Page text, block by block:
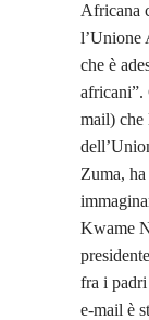
Africana
l’Unione
che è
africani”.
mail) che
Zuma,
Kwame
fra i
e-mail è